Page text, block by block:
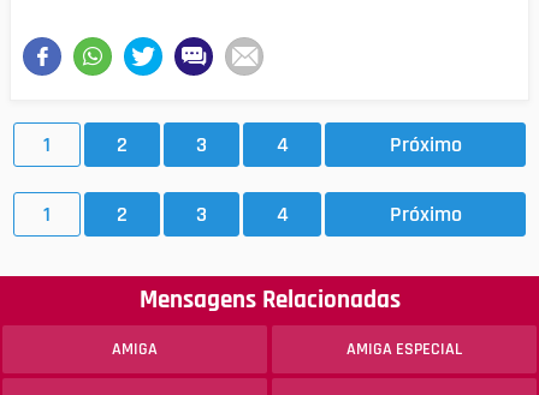
1 2 3 4 Próximo
1 2 3 4 Próximo
Mensagens Relacionadas
AMIGA AMIGA ESPECIAL